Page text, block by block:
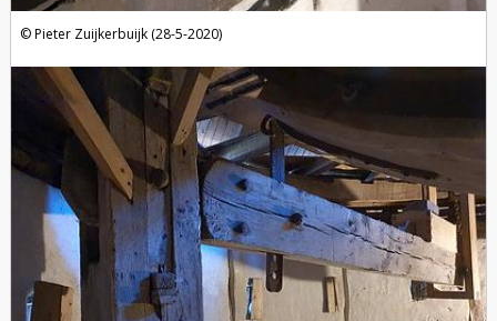
Pieter Zuijkerbuijk (28-5-2020)